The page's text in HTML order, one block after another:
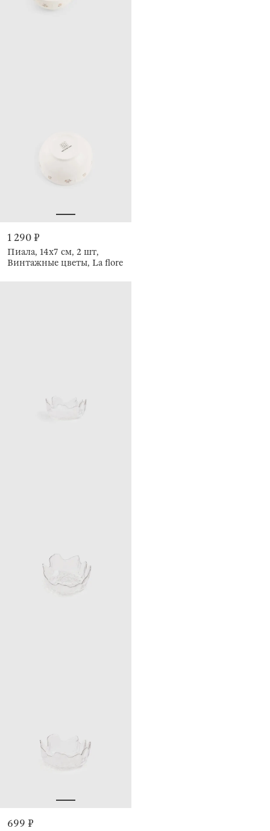
1 290 ₽
Пиала, 14х7 см, 2 шт,
Винтажные цветы, La flore
699 ₽